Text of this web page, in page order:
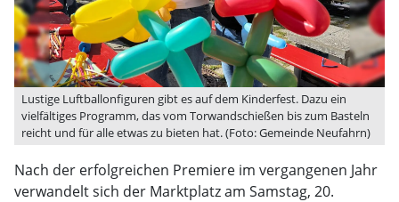
Lustige Luftballonfiguren gibt es auf dem Kinderfest. Dazu ein
vielfältiges Programm, das vom Torwandschießen bis zum Basteln
reicht und für alle etwas zu bieten hat. (Foto: Gemeinde Neufahrn)
Nach der erfolgreichen Premiere im vergangenen Jahr
verwandelt sich der Marktplatz am Samstag, 20.